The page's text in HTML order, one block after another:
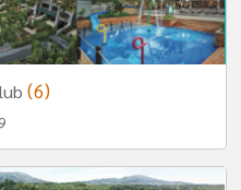
(6)